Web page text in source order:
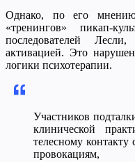
Однако, по его
«тренингов» пикап-
последователей
активацией. Это
логики психотерапии.
Участников
клинической
телесному